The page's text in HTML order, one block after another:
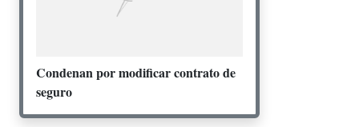
Condenan por modificar contrato de
seguro